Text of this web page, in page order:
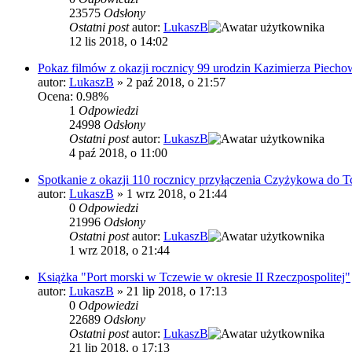
23575 Odsłony
Ostatni postautor: LukaszB
12 lis 2018, o 14:02
Pokaz filmów z okazji rocznicy 99 urodzin Kazimierza
autor: LukaszB » 2 paź 2018, o 21:57
Ocena: 0.98%
1 Odpowiedzi
24998 Odsłony
Ostatni postautor: LukaszB
4 paź 2018, o 11:00
Spotkanie z okazji 110 rocznicy przyłączenia Czyżykowa do
autor: LukaszB » 1 wrz 2018, o 21:44
0 Odpowiedzi
21996 Odsłony
Ostatni postautor: LukaszB
1 wrz 2018, o 21:44
Książka "Port morski w Tczewie w okresie II Rzeczpospolitej"
autor: LukaszB » 21 lip 2018, o 17:13
0 Odpowiedzi
22689 Odsłony
Ostatni postautor: LukaszB
21 lip 2018, o 17:13